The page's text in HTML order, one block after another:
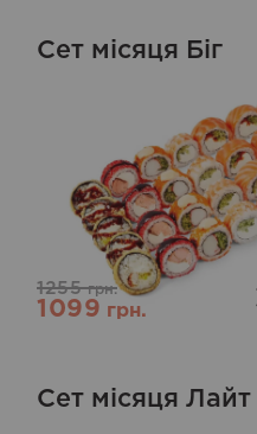
Сет місяця Біг
1255грн.
1099грн.
Сет місяця Лайт